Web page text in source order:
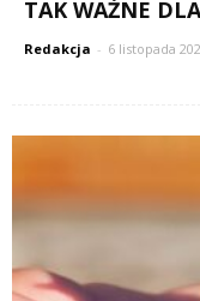
TAK WAŻNE
Redakcja - 6 listopada